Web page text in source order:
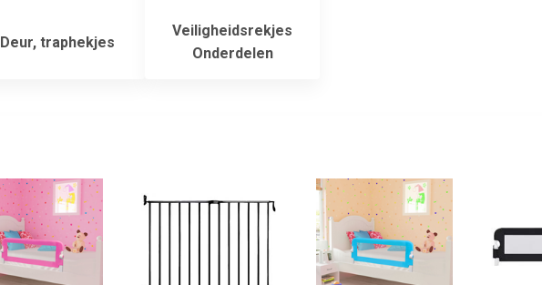
Deur, traphekjes
Veiligheidsrekjes
Onderdelen